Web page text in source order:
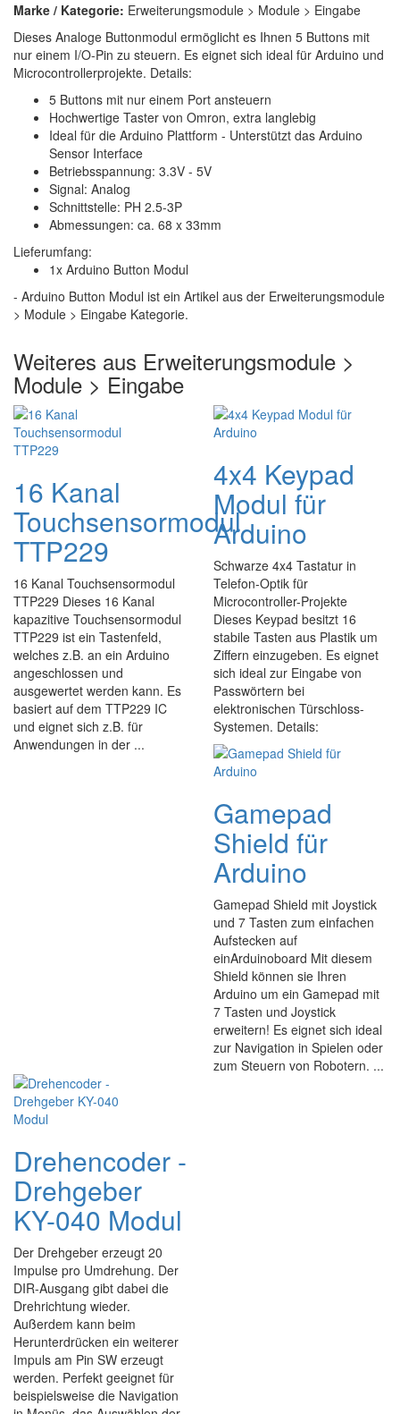
Marke / Kategorie: Erweiterungsmodule > Module > Eingabe
Dieses Analoge Buttonmodul ermöglicht es Ihnen 5 Buttons mit
nur einem I/O-Pin zu steuern. Es eignet sich ideal für Arduino und
Microcontrollerprojekte. Details:
5 Buttons mit nur einem Port ansteuern
Hochwertige Taster von Omron, extra langlebig
Ideal für die Arduino Plattform - Unterstützt das Arduino
Sensor Interface
Betriebsspannung: 3.3V - 5V
Signal: Analog
Schnittstelle: PH 2.5-3P
Abmessungen: ca. 68 x 33mm
Lieferumfang:
1x Arduino Button Modul
- Arduino Button Modul ist ein Artikel aus der Erweiterungsmodule
> Module > Eingabe Kategorie.
Weiteres aus Erweiterungsmodule >
Module > Eingabe
16 Kanal
Touchsensormodul
TTP229
16 Kanal Touchsensormodul
TTP229 Dieses 16 Kanal
kapazitive Touchsensormodul
TTP229 ist ein Tastenfeld,
welches z.B. an ein Arduino
angeschlossen und
ausgewertet werden kann. Es
basiert auf dem TTP229 IC
und eignet sich z.B. für
Anwendungen in der ...
4x4 Keypad
Modul für
Arduino
Schwarze 4x4 Tastatur in
Telefon-Optik für
Microcontroller-Projekte
Dieses Keypad besitzt 16
stabile Tasten aus Plastik um
Ziffern einzugeben. Es eignet
sich ideal zur Eingabe von
Passwörtern bei
elektronischen Türschloss-
Systemen. Details:
Gamepad
Shield für
Arduino
Gamepad Shield mit Joystick
und 7 Tasten zum einfachen
Aufstecken auf
einArduinoboard Mit diesem
Shield können sie Ihren
Arduino um ein Gamepad mit
7 Tasten und Joystick
erweitern! Es eignet sich ideal
zur Navigation in Spielen oder
zum Steuern von Robotern. ...
Drehencoder -
Drehgeber
KY-040 Modul
Der Drehgeber erzeugt 20
Impulse pro Umdrehung. Der
DIR-Ausgang gibt dabei die
Drehrichtung wieder.
Außerdem kann beim
Herunterdrücken ein weiterer
Impuls am Pin SW erzeugt
werden. Perfekt geeignet für
beispielsweise die Navigation